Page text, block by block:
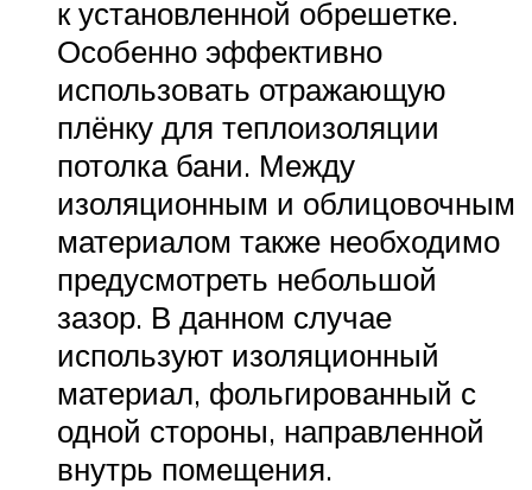
к установленной обрешетке.
Особенно эффективно
использовать отражающую
плёнку для теплоизоляции
потолка бани. Между
изоляционным и облицовочным
материалом также необходимо
предусмотреть небольшой
зазор. В данном случае
используют изоляционный
материал, фольгированный с
одной стороны, направленной
внутрь помещения.